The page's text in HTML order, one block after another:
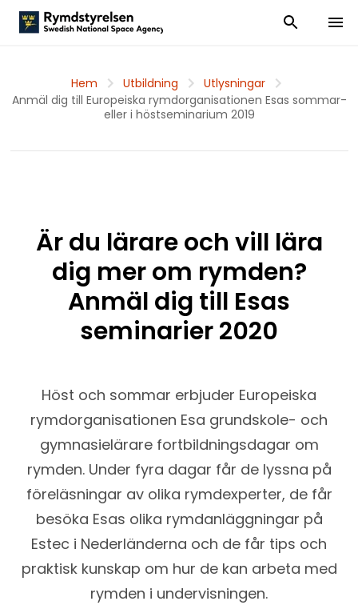
Visa och dölj
Visa
Hem Utbildning
Utlysningar
Anmäl dig till Europeiska rymdorganisationen Esas sommar-
eller i höstseminarium 2019
Är du lärare och vill lära
dig mer om rymden?
Anmäl dig till Esas
seminarier 2020
Höst och sommar erbjuder Europeiska
rymdorganisationen Esa grundskole- och
gymnasielärare fortbildningsdagar om
rymden. Under fyra dagar får de lyssna på
föreläsningar av olika rymdexperter, de får
besöka Esas olika rymdanläggningar på
Estec i Nederländerna och de får tips och
praktisk kunskap om hur de kan arbeta med
rymden i undervisningen.